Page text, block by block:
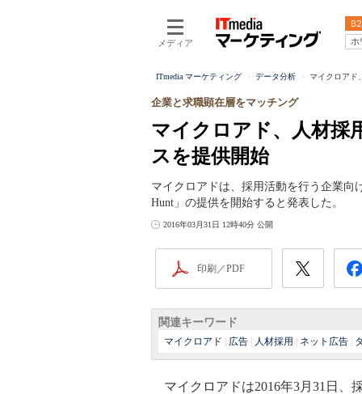
メディア
ホ
ITmedia マーケティング データ分析 マイクロアド
マイクロアド、人材採
スを提供開始
企業と求職顕在層をマッチング
マイクロアドは、採用活動を行う企業
Hunt」の提供を開始すると発表した。
2016年03月31日 12時40分 公開
印刷／PDF
関連キーワード
マイクロアド 広告 人材採用 ネット広告
マイクロアドは2016年3月31日、